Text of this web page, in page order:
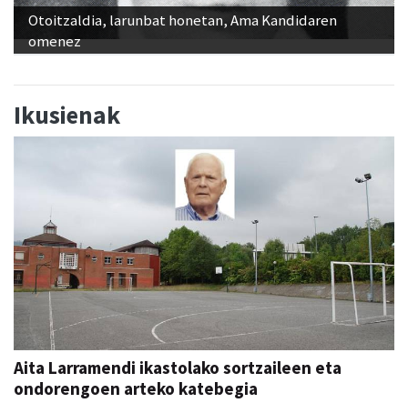
Otoitzaldia, larunbat honetan, Ama Kandidaren
omenez
Ikusienak
Aita Larramendi ikastolako sortzaileen eta
ondorengoen arteko katebegia